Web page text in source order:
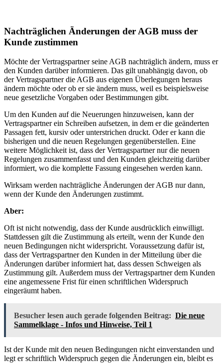
Nachträglichen Änderungen der AGB muss der
Kunde zustimmen
Möchte der Vertragspartner seine AGB nachträglich ändern, muss er
den Kunden darüber informieren. Das gilt unabhängig davon, ob
der Vertragspartner die AGB aus eigenen Überlegungen heraus
ändern möchte oder ob er sie ändern muss, weil es beispielsweise
neue gesetzliche Vorgaben oder Bestimmungen gibt.
Um den Kunden auf die Neuerungen hinzuweisen, kann der
Vertragspartner ein Schreiben aufsetzen, in dem er die geänderten
Passagen fett, kursiv oder unterstrichen druckt. Oder er kann die
bisherigen und die neuen Regelungen gegenüberstellen. Eine
weitere Möglichkeit ist, dass der Vertragspartner nur die neuen
Regelungen zusammenfasst und den Kunden gleichzeitig darüber
informiert, wo die komplette Fassung eingesehen werden kann.
Wirksam werden nachträgliche Änderungen der AGB nur dann,
wenn der Kunde den Änderungen zustimmt.
Aber:
Oft ist nicht notwendig, dass der Kunde ausdrücklich einwilligt.
Stattdessen gilt die Zustimmung als erteilt, wenn der Kunde den
neuen Bedingungen nicht widerspricht. Voraussetzung dafür ist,
dass der Vertragspartner den Kunden in der Mitteilung über die
Änderungen darüber informiert hat, dass dessen Schweigen als
Zustimmung gilt. Außerdem muss der Vertragspartner dem Kunden
eine angemessene Frist für einen schriftlichen Widerspruch
eingeräumt haben.
Besucher lesen auch gerade folgenden Beitrag: Die neue
Sammelklage - Infos und Hinweise, Teil 1
Ist der Kunde mit den neuen Bedingungen nicht einverstanden und
legt er schriftlich Widerspruch gegen die Änderungen ein, bleibt es